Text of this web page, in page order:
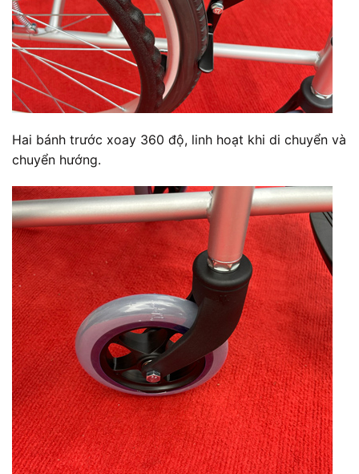
Hai bánh trước xoay 360 độ, linh hoạt khi di chuyển và
chuyển hướng.